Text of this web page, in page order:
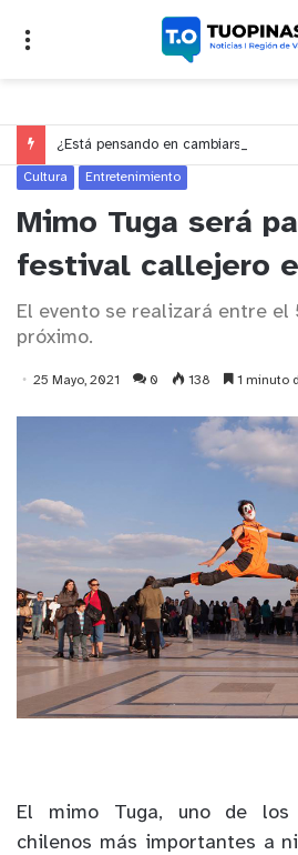
Cultura Entretenimiento
Mimo Tuga será
festival callejero
El evento se realizará entre el
próximo.
25 Mayo, 2021 0 138 1 minuto
El mimo Tuga, uno de los
chilenos más importantes a